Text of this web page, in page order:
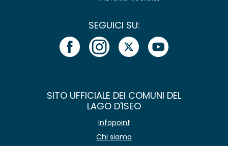
SEGUICI SU:
SITO UFFICIALE DEI COMUNI DEL
LAGO D'ISEO
Infopoint
Chi siamo